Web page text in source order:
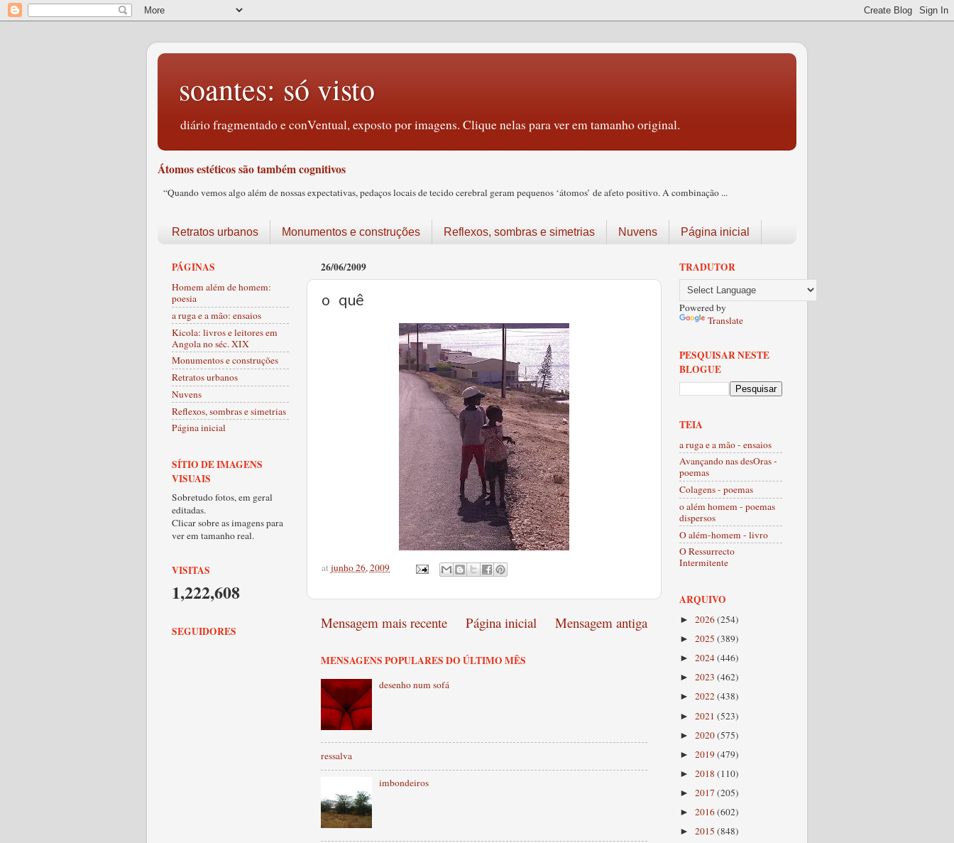
soantes: só visto
diário fragmentado e conVentual, exposto por imagens. Clique nelas para ver em tamanho original.
Átomos estéticos são também cognitivos
“Quando vemos algo além de nossas expectativas, pedaços locais de tecido cerebral geram pequenos ‘átomos’ de afeto positivo. A combinação ...
Retratos urbanos Monumentos e construções Reflexos, sombras e simetrias Nuvens Página inicial
26/06/2009
o quê
atjunho 26, 2009
Mensagem mais recente Mensagem antiga
Página inicial
MENSAGENS POPULARES DO ÚLTIMO MÊS
desenho num sofá
ressalva
imbondeiros
PÁGINAS
Homem além de homem:
poesia
a ruga e a mão: ensaios
Kicola: livros e leitores em
Angola no séc. XIX
Monumentos e construções
Retratos urbanos
Nuvens
Reflexos, sombras e simetrias
Página inicial
SÍTIO DE IMAGENS
VISUAIS
Sobretudo fotos, em geral
editadas.
Clicar sobre as imagens para
ver em tamanho real.
VISITAS
1,222,608
SEGUIDORES
TRADUTOR
Powered by
Translate
PESQUISAR NESTE
BLOGUE
TEIA
a ruga e a mão - ensaios
Avançando nas desOras -
poemas
Colagens - poemas
o além homem - poemas
dispersos
O além-homem - livro
O Ressurrecto
Intermitente
ARQUIVO
► 2026(254)
► 2025 (389)
► 2024(446)
► 2023 (462)
► 2022(438)
► 2021 (523)
► 2020(575)
► 2019(479)
► 2018 (110)
► 2017 (205)
► 2016(602)
► 2015 (848)